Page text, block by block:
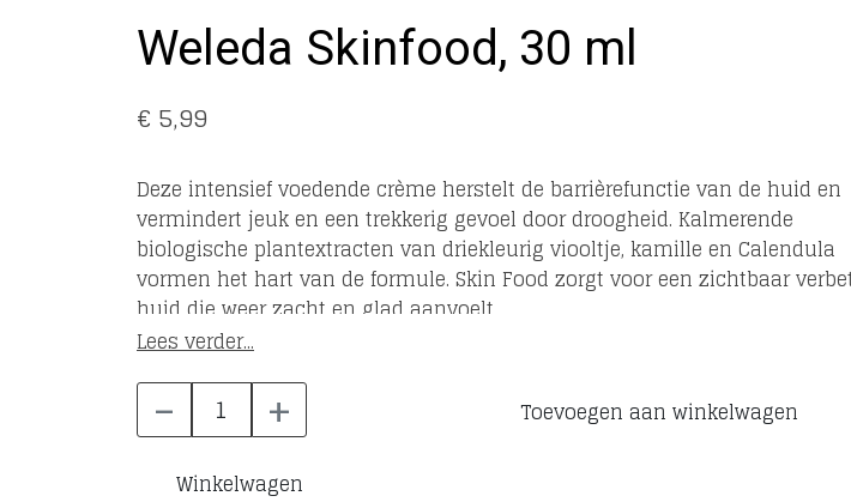
Weleda Skinfood, 30 ml
€ 5,99
Deze intensief voedende crème herstelt de barrièrefunctie van de huid en
vermindert jeuk en een trekkerig gevoel door droogheid. Kalmerende
biologische plantextracten van driekleurig viooltje, kamille en Calendula
vormen het hart van de formule. Skin Food zorgt voor een zichtbaar
huid die weer zacht en glad aanvoelt.
Lees verder...
- + Toevoegen aan winkelwagen
Winkelwagen